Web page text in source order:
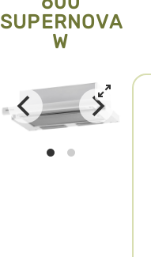
SUPERNOVA
W